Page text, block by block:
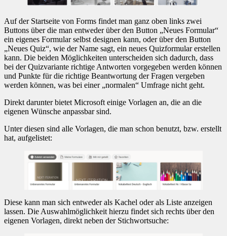
Auf der Startseite von Forms findet man ganz oben links zwei
Buttons über die man entweder über den Button „Neues Formular“
ein eigenes Formular selbst designen kann, oder über den Button
„Neues Quiz“, wie der Name sagt, ein neues Quizformular erstellen
kann. Die beiden Möglichkeiten unterscheiden sich dadurch, dass
bei der Quizvariante richtige Antworten vorgegeben werden können
und Punkte für die richtige Beantwortung der Fragen vergeben
werden können, was bei einer „normalen“ Umfrage nicht geht.
Direkt darunter bietet Microsoft einige Vorlagen an, die an die
eigenen Wünsche anpassbar sind.
Unter diesen sind alle Vorlagen, die man schon benutzt, bzw. erstellt
hat, aufgelistet:
Diese kann man sich entweder als Kachel oder als Liste anzeigen
lassen. Die Auswahlmöglichkeit hierzu findet sich rechts über den
eigenen Vorlagen, direkt neben der Stichwortsuche: